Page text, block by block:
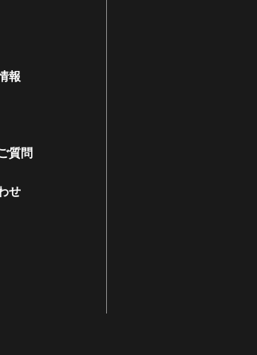
報
質問
せ